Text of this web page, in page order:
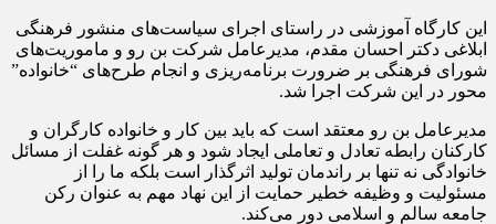
این کارگاه آموزشی در راستای اجرای سیاست‌های منشور فرهنگی
ابلاغی دکتر احسان مقدم، مدیرعامل شرکت بن رو و ماموریت‌های
شورای فرهنگی بر ضرورت برنامه‌ریزی و انجام طرح‌های “خانواده”
محور در این شرکت اجرا شد.
مدیرعامل بن رو معتقد است که باید بین کار و خانواده کارگران و
کارکنان رابطه تعادل و تعاملی ایجاد شود و هر گونه غفلت از مسائل
خانوادگی نه تنها بر راندمان تولید اثرگذار است بلکه ما را از
مسئولیت و وظیفه خطیر حمایت از این نهاد مهم به عنوان رکن
جامعه سالم و اسلامی دور می‌کند.